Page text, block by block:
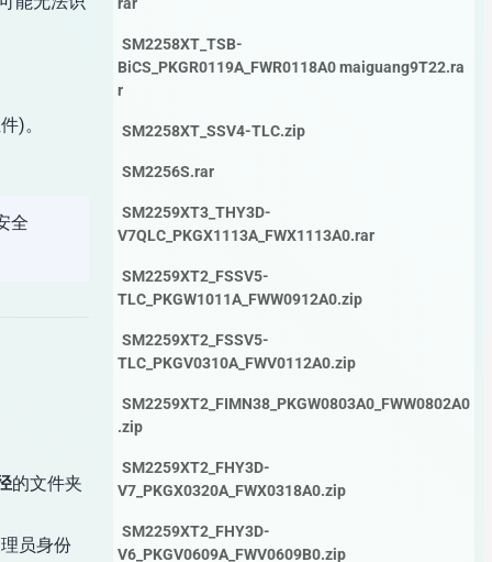
)。
全
的文件夹
员身份
SM2258XT_TSB-
BiCS_PKGR0119A_FWR0118A0 maiguang9T22.ra
r
SM2258XT_SSV4-TLC.zip
SM2256S.rar
SM2259XT3_THY3D-
V7QLC_PKGX1113A_FWX1113A0.rar
SM2259XT2_FSSV5-
TLC_PKGW1011A_FWW0912A0.zip
SM2259XT2_FSSV5-
TLC_PKGV0310A_FWV0112A0.zip
SM2259XT2_FIMN38_PKGW0803A0_FWW0802A0
.zip
SM2259XT2_FHY3D-
V7_PKGX0320A_FWX0318A0.zip
SM2259XT2_FHY3D-
V6_PKGV0609A_FWV0609B0.zip